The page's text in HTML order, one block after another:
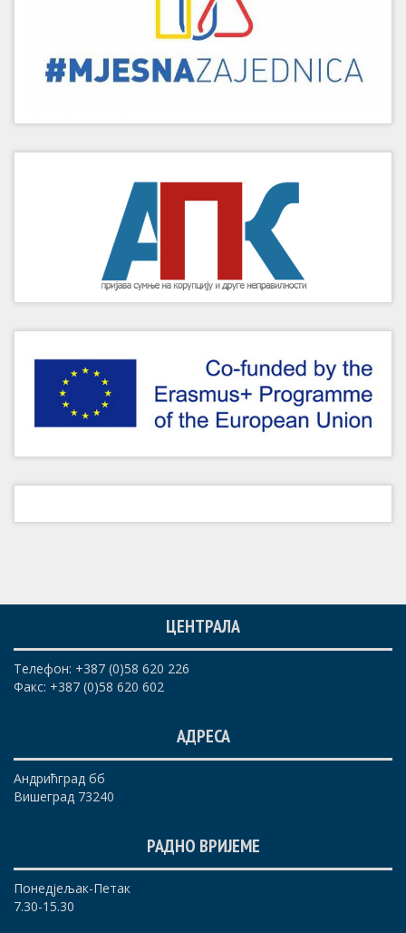
ЦЕНТРАЛА
Телефон: +387 (0)58 620 226
Факс: +387 (0)58 620 602
АДРЕСА
Андрићград бб
Вишеград 73240
РАДНО ВРИЈЕМЕ
Понедјељак-Петак
7.30-15.30